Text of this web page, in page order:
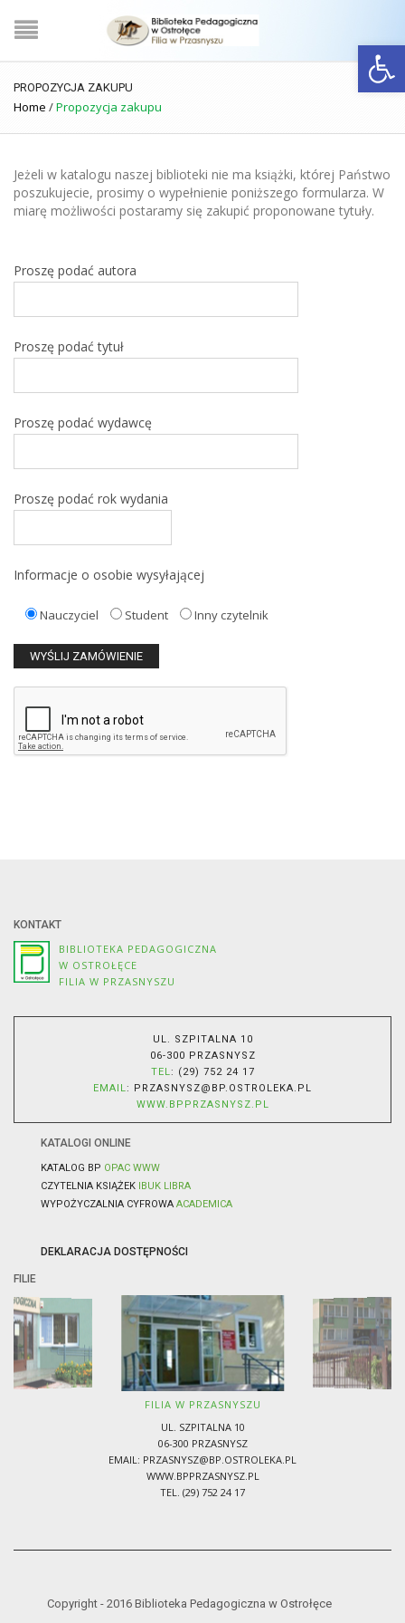
PROPOZYCJA ZAKUPU
Home /Propozycja zakupu
Jeżeli w katalogu naszej biblioteki nie ma książki, której Państwo
poszukujecie, prosimy o wypełnienie poniższego formularza. W
miarę możliwości postaramy się zakupić proponowane tytuły.
Proszę podać autora
Proszę podać tytuł
Proszę podać wydawcę
Proszę podać rok wydania
Informacje o osobie wysyłającej
Nauczyciel Student Inny czytelnik
KONTAKT
BIBLIOTEKA PEDAGOGICZNA
W OSTROŁĘCE
FILIA W PRZASNYSZU
UL. SZPITALNA 10
06-300 PRZASNYSZ
TEL: (29) 752 24 17
EMAIL: PRZASNYSZ@BP.OSTROLEKA.PL
WWW.BPPRZASNYSZ.PL
KATALOGI ONLINE
KATALOG BP OPAC WWW
CZYTELNIA KSIĄŻEK IBUK LIBRA
WYPOŻYCZALNIA CYFROWA ACADEMICA
DEKLARACJA DOSTĘPNOŚCI
FILIE
FILIA W PRZASNYSZU
UL. SZPITALNA 10
06-300 PRZASNYSZ
EMAIL: PRZASNYSZ@BP.OSTROLEKA.PL
WWW.BPPRZASNYSZ.PL
TEL. (29) 752 24 17
Copyright - 2016 Biblioteka Pedagogiczna w Ostrołęce